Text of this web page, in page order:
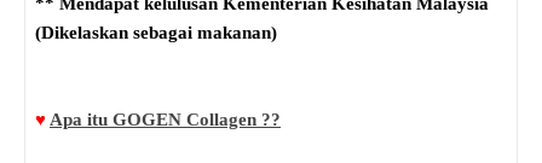
** Mendapat kelulusan Kementerian Kesihatan Malaysia
(Dikelaskan sebagai makanan)
♥Apa itu GOGEN Collagen ??